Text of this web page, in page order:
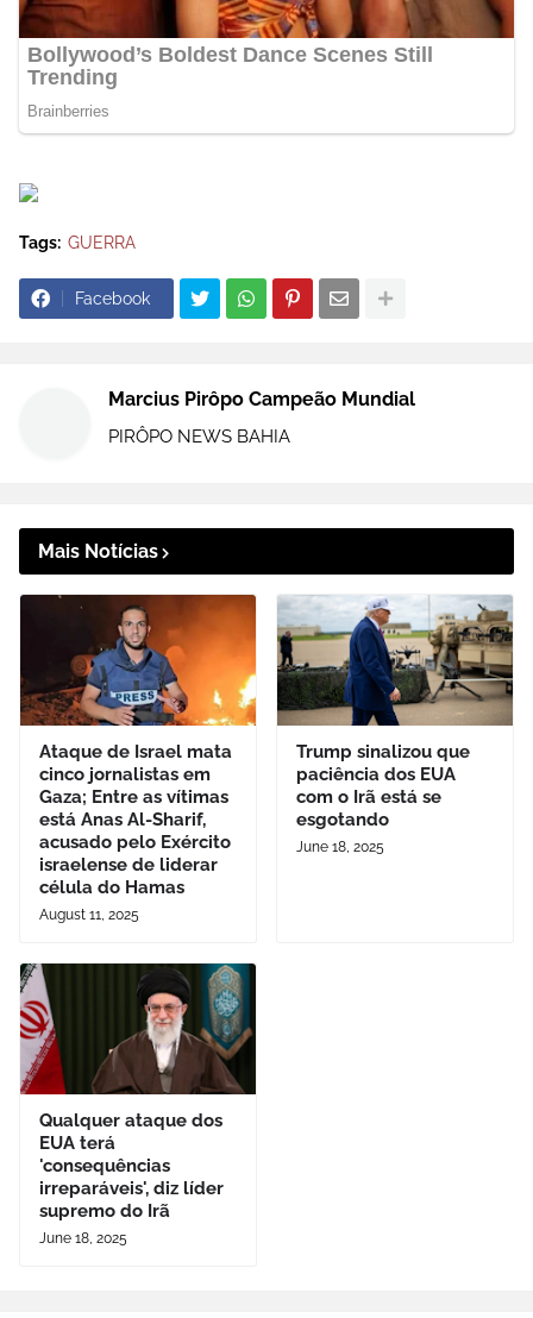
Tags: GUERRA
Facebook
Marcius Pirôpo Campeão Mundial
PIRÔPO NEWS BAHIA
Mais Notícias
Ataque de Israel mata
cinco jornalistas em
Gaza; Entre as vítimas
está Anas Al-Sharif,
acusado pelo Exército
israelense de liderar
célula do Hamas
August 11, 2025
Trump sinalizou que
paciência dos EUA
com o Irã está se
esgotando
June 18, 2025
Qualquer ataque dos
EUA terá
'consequências
irreparáveis', diz líder
supremo do Irã
June 18, 2025